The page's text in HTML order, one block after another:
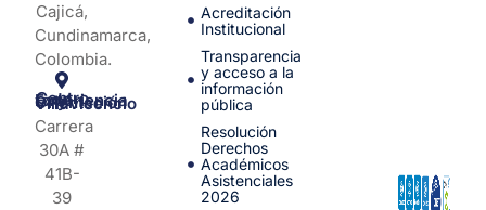
Cajicá,
Cundinamarca,
Colombia.
Centro de Experiencia y Orientación Villavicencio
Carrera
30A #
41B-
39
Acreditación
Institucional
Transparencia
y acceso a la
información
pública
Resolución
Derechos
Académicos
Asistenciales
2026